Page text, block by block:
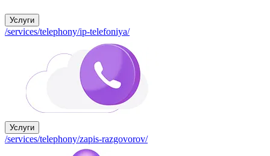
Услуги
/services/telephony/ip-telefoniya/
Услуги
/services/telephony/zapis-razgovorov/